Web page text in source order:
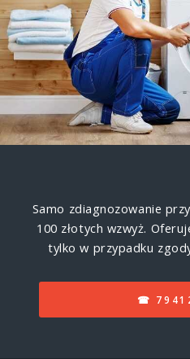
Samo zdiagnozowanie
100 złotych wzwyż.
tylko w przypadku
☎